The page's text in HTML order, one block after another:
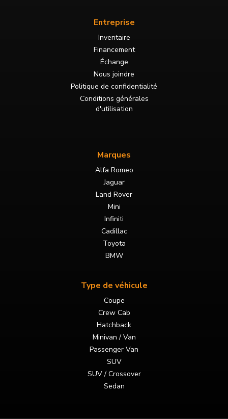
Entreprise
Inventaire
Financement
Échange
Nous joindre
Politique de confidentialité
Conditions générales
d'utilisation
Marques
Alfa Romeo
Jaguar
Land Rover
Mini
Infiniti
Cadillac
Toyota
BMW
Type de véhicule
Coupe
Crew Cab
Hatchback
Minivan / Van
Passenger Van
SUV
SUV / Crossover
Sedan